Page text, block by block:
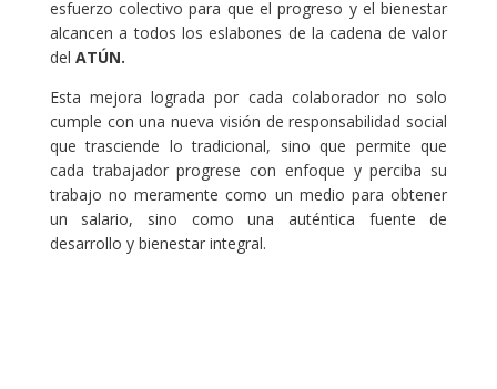
esfuerzo colectivo para que el progreso y el bienestar
alcancen a todos los eslabones de la cadena de valor
del ATÚN.
Esta mejora lograda por cada colaborador no solo
cumple con una nueva visión de responsabilidad social
que trasciende lo tradicional, sino que permite que
cada trabajador progrese con enfoque y perciba su
trabajo no meramente como un medio para obtener
un salario, sino como una auténtica fuente de
desarrollo y bienestar integral.